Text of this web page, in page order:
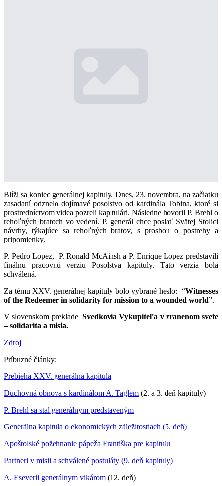
Blíži sa koniec generálnej kapituly. Dnes, 23. novembra, na začiatku
zasadaní odznelo dojímavé posolstvo od kardinála Tobina, ktoré si
prostredníctvom videa pozreli kapitulári. Následne hovoril P. Brehl o
rehoľných bratoch vo vedení. P. generál chce poslať Svätej Stolici
návrhy, týkajúce sa rehoľných bratov, s prosbou o postrehy a
pripomienky.
P. Pedro Lopez, P. Ronald McAinsh a P. Enrique Lopez predstavili
finálnu pracovnú verziu Posolstva kapituly. Táto verzia bola
schválená.
Za tému XXV. generálnej kapituly bolo vybrané heslo: “Witnesses
of the Redeemer in solidarity for mission to a wounded world”.
V slovenskom preklade Svedkovia Vykupiteľa v zranenom svete
– solidarita a misia.
Zdroj
Príbuzné články:
Prebieha XXV. generálna kapitula
Duchovná obnova s kardinálom A. Taglem (2. a 3. deň kapituly)
P. Brehl sa stal generálnym predstaveným
Generálna kapitula o ekonomických záležitostiach (5. deň)
Apoštolské požehnanie pápeža Františka pre kapitulu
Partneri v misii a schválené postuláty (9. deň kapituly)
A. Eseverii generálnym vikárom (12. deň)